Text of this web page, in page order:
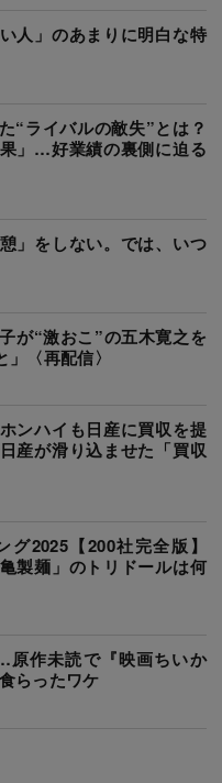
人」のあまりに明白な特
“ライバルの敵失”とは？
」…好業績の裏側に迫る
」をしない。では、いつ
が“激おこ”の五木寛之を
〈再配信〉
ンハイも日産に買収を提
産が滑り込ませた「買収
2025【200社完全版】
製麺」のトリドールは何
作未読で『映画ちいか
らったワケ